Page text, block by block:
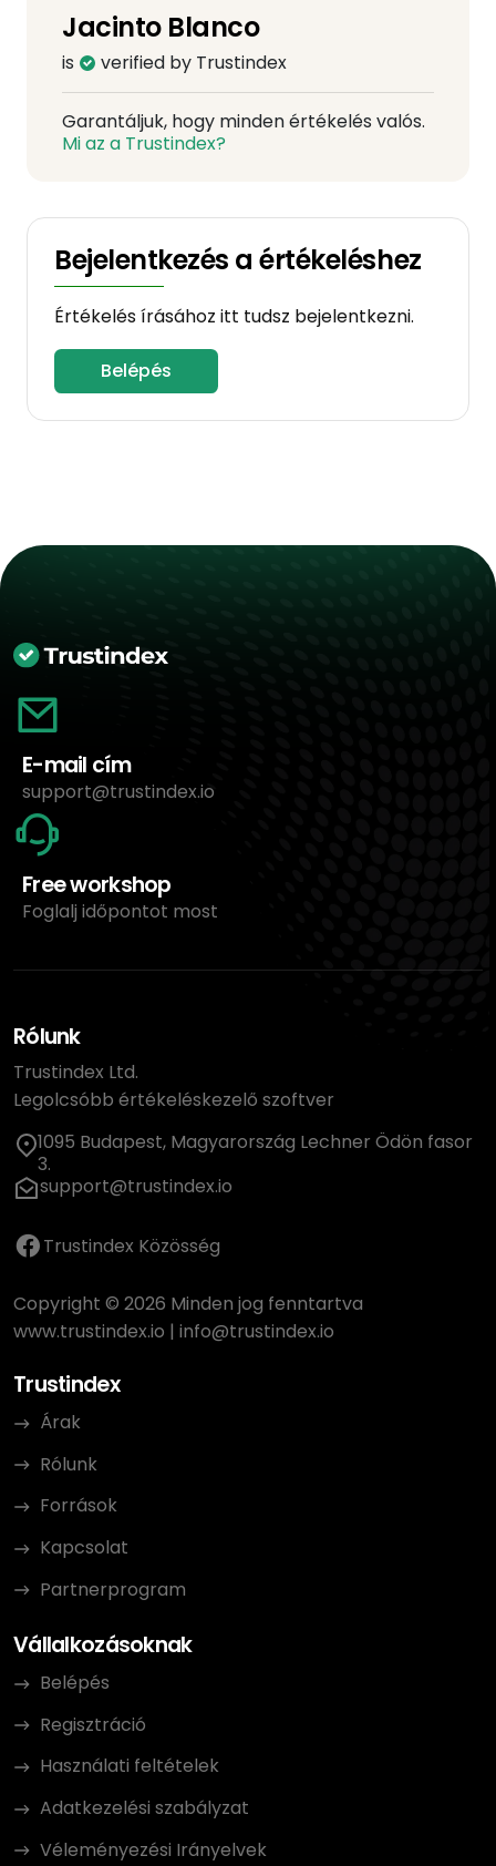
Jacinto Blanco
is verified by Trustindex
Garantáljuk, hogy minden értékelés valós.
Mi az a Trustindex?
Bejelentkezés a értékeléshez
Értékelés írásához itt tudsz bejelentkezni.
Belépés
E-mail cím
support@trustindex.io
Free workshop
Foglalj időpontot most
Rólunk
Trustindex Ltd.
Legolcsóbb értékeléskezelő szoftver
1095 Budapest, Magyarország Lechner Ödön fasor
3.
support@trustindex.io
Trustindex Közösség
Copyright © 2026 Minden jog fenntartva
www.trustindex.io | info@trustindex.io
Trustindex
Árak
Rólunk
Források
Kapcsolat
Partnerprogram
Vállalkozásoknak
Belépés
Regisztráció
Használati feltételek
Adatkezelési szabályzat
Véleményezési Irányelvek